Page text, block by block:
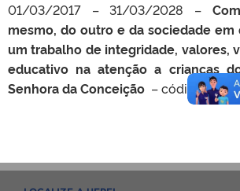
TELEFONES
01/03/2017 – 31/03/2028 –
mesmo, do outro e da sociedade
um trabalho de integridade, valores,
educativo na atenção a crianças
Senhora da Conceição – código 318